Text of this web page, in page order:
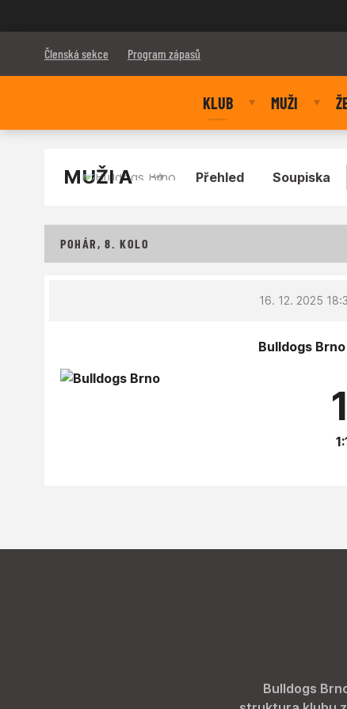
Členská sekce Program zápasů
KLUB MUŽI
MUŽI A Přehled Soupiska
POHÁR, 8. KOLO
16. 12. 2025
Bulldogs Brno
Bulldogs